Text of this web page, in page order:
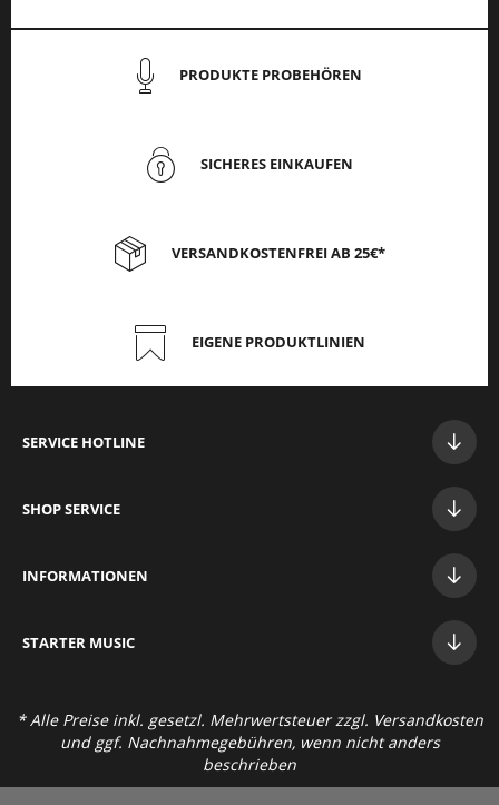
PRODUKTE PROBEHÖREN
SICHERES EINKAUFEN
VERSANDKOSTENFREI AB 25€*
EIGENE PRODUKTLINIEN
SERVICE HOTLINE
SHOP SERVICE
INFORMATIONEN
STARTER MUSIC
* Alle Preise inkl. gesetzl. Mehrwertsteuer zzgl. Versandkosten
und ggf. Nachnahmegebühren, wenn nicht anders
beschrieben